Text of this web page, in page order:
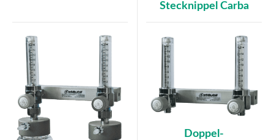
Stecknippel Carba
Doppel-